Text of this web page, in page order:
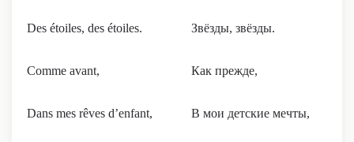
Des étoiles, des étoiles. Звёзды, звёзды.
Comme avant, Как прежде,
Dans mes rêves d’enfant, В мои детские мечты,